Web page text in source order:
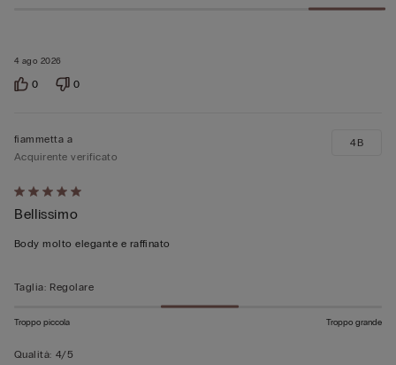
4 ago 2026
0 0
Valutato
5
su
fiammetta a
Acquirente verificato
Bellissimo
Body molto elegante e raffinato
4B
Taglia: Regolare
Troppo piccola Troppo grande
Qualità: 4/5